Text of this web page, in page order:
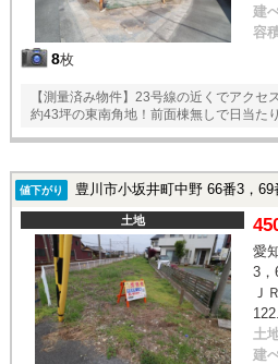
8枚
建
容
【測量済み物件】23号線の近くでアクセ
約43坪の東南角地！前面棟無しで日当た
値下がり 豊川市小坂井町中野 66番3，69
土地
愛
3，
Ｊ
土
建